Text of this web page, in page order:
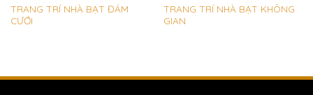
TRANG TRÍ NHÀ BẠT ĐÁM
CƯỚI
TRANG TRÍ NHÀ BẠT KHÔNG
GIAN